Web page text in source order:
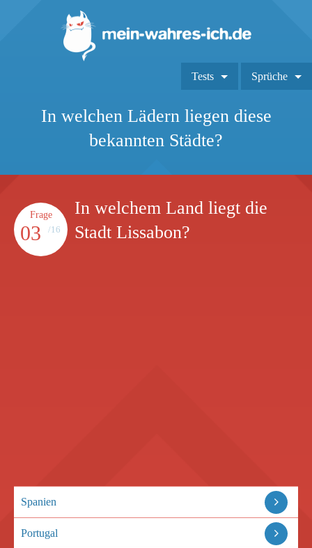
Tests Sprüche
In welchen Lädern liegen diese
bekannten Städte?
Frage
03 /16
In welchem Land liegt die
Stadt Lissabon?
Spanien
Portugal